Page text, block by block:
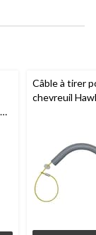
Câble à tirer
chevreuil